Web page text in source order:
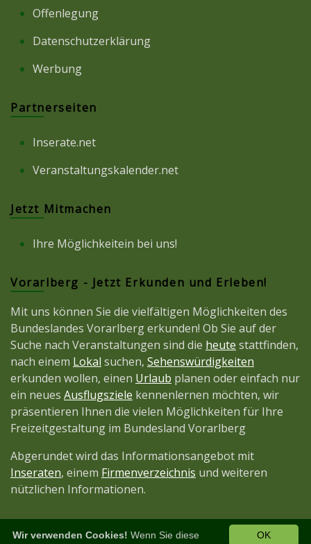
Offenlegung
Datenschutzerklärung
Werbung
Partnerseiten
Inserate.net
Veranstaltungskalender.net
Jetzt Mitmachen
Ihre Möglichkeitein bei uns!
Vorarlberg - Jetzt Erkunden und Erleben!
Mit uns können Sie die vielfältigen Möglichkeiten des
Bundeslandes Vorarlberg erkunden! Ob Sie auf der
Suche nach Veranstaltungen sind die heute stattfinden,
nach einem Lokal suchen, Sehenswürdigkeiten
erkunden wollen, einen Urlaub planen oder einfach nur
ein neues Ausflugsziele kennenlernen möchten, wir
präsentieren Ihnen die vielen Möglichkeiten für Ihre
Freizeitgestaltung im Bundesland Vorarlberg
Abgerundet wird das Informationsangebot mit
Inseraten, einem Firmenverzeichnis und weiteren
nützlichen Informationen.
Diese Seite ist ein Projekt derJetztMedien.com OK
Wir verwenden Cookies! Wenn Sie diese